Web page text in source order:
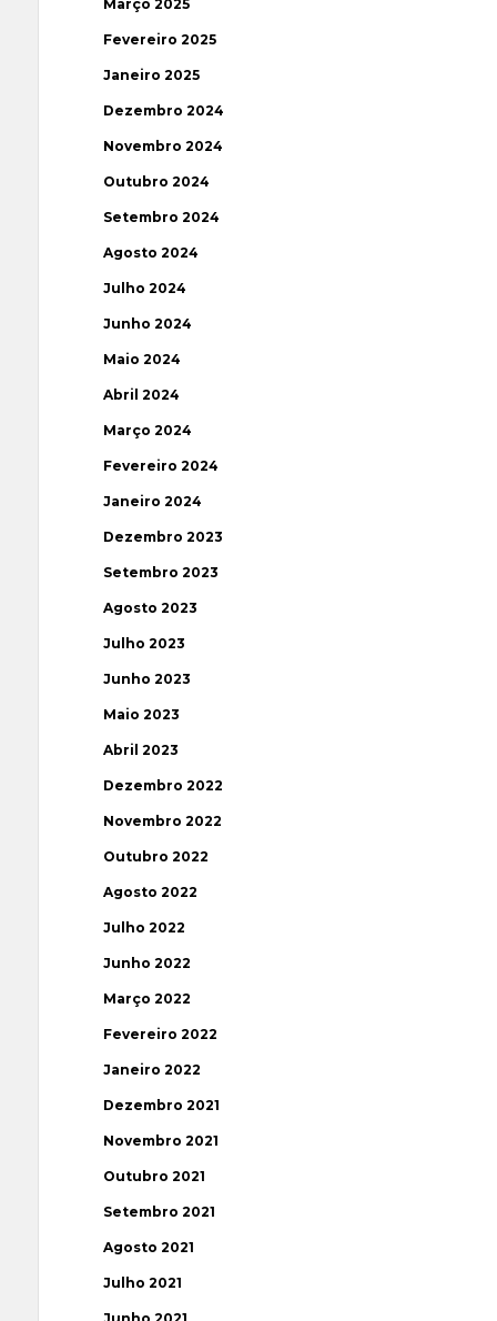
Março 2025
Fevereiro 2025
Janeiro 2025
Dezembro 2024
Novembro 2024
Outubro 2024
Setembro 2024
Agosto 2024
Julho 2024
Junho 2024
Maio 2024
Abril 2024
Março 2024
Fevereiro 2024
Janeiro 2024
Dezembro 2023
Setembro 2023
Agosto 2023
Julho 2023
Junho 2023
Maio 2023
Abril 2023
Dezembro 2022
Novembro 2022
Outubro 2022
Agosto 2022
Julho 2022
Junho 2022
Março 2022
Fevereiro 2022
Janeiro 2022
Dezembro 2021
Novembro 2021
Outubro 2021
Setembro 2021
Agosto 2021
Julho 2021